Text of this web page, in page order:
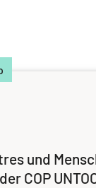
und
COP